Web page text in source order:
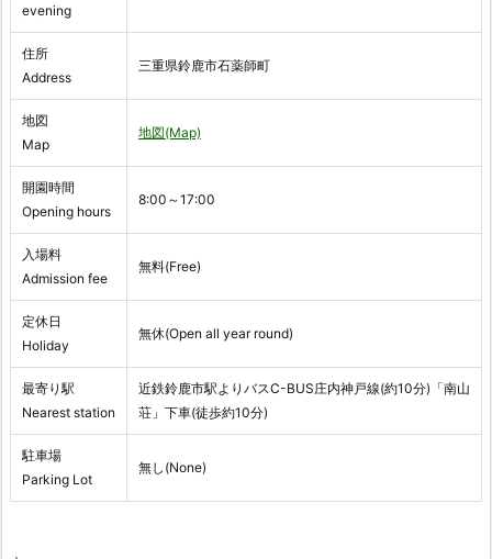
evening
住所
Address
三重県鈴鹿市石薬師町
地図
Map
地図(Map)
開園時間
Opening hours
8:00～17:00
入場料
Admission fee
無料(Free)
定休日
Holiday
無休(Open all year round)
最寄り駅
Nearest station
近鉄鈴鹿市駅よりバスC-BUS庄内神戸線(約10分)「南山
荘」下車(徒歩約10分)
駐車場
Parking Lot
無し(None)